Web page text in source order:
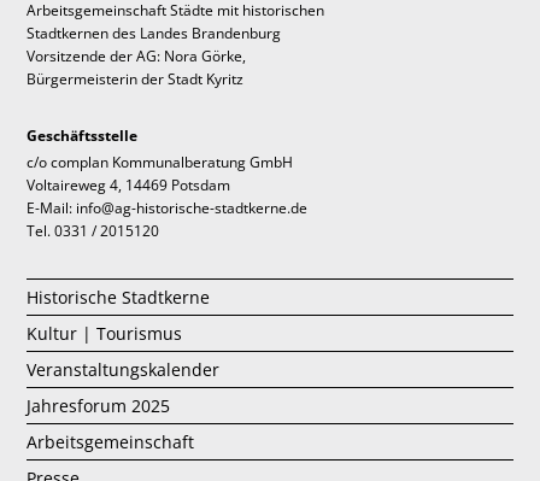
Arbeitsgemeinschaft Städte mit historischen
Stadtkernen des Landes Brandenburg
Vorsitzende der AG: Nora Görke,
Bürgermeisterin der Stadt Kyritz
Geschäftsstelle
c/o complan Kommunalberatung GmbH
Voltaireweg 4, 14469 Potsdam
E-Mail: info@ag-historische-stadtkerne.de
Tel. 0331 / 2015120
Historische Stadtkerne
Kultur | Tourismus
Veranstaltungskalender
Jahresforum 2025
Arbeitsgemeinschaft